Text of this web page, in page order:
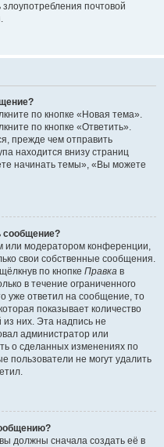
почтовой
по кнопке «Новая тема».
по кнопке «Ответить».
прежде чем отправить
находится внизу страниц
начинать темы», «Вы можете
сообщение?
или модератором конференции,
свои собственные сообщения.
по кнопке Правка в
в течение ограниченного
уже ответил на сообщение, то
показывает количество
из них. Эта надпись не
администратор или
о сделанных изменениях по
пользователи не могут удалить
должны сначала создать её в